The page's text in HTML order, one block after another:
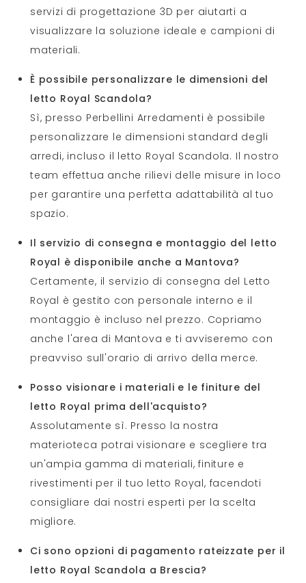
servizi di progettazione 3D per aiutarti a
visualizzare la soluzione ideale e campioni di
materiali.
È possibile personalizzare le dimensioni del
letto Royal Scandola?
Sì, presso Perbellini Arredamenti è possibile
personalizzare le dimensioni standard degli
arredi, incluso il letto Royal Scandola. Il nostro
team effettua anche rilievi delle misure in loco
per garantire una perfetta adattabilità al tuo
spazio.
Il servizio di consegna e montaggio del letto
Royal è disponibile anche a Mantova?
Certamente, il servizio di consegna del Letto
Royal è gestito con personale interno e il
montaggio è incluso nel prezzo. Copriamo
anche l'area di Mantova e ti avviseremo con
preavviso sull'orario di arrivo della merce.
Posso visionare i materiali e le finiture del
letto Royal prima dell'acquisto?
Assolutamente sì. Presso la nostra
materioteca potrai visionare e scegliere tra
un'ampia gamma di materiali, finiture e
rivestimenti per il tuo letto Royal, facendoti
consigliare dai nostri esperti per la scelta
migliore.
Ci sono opzioni di pagamento rateizzate per il
letto Royal Scandola a Brescia?